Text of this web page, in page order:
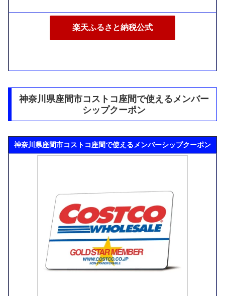
楽天ふるさと納税公式
神奈川県座間市コストコ座間で使えるメンバー
シップクーポン
神奈川県座間市コストコ座間で使えるメンバーシップクーポン